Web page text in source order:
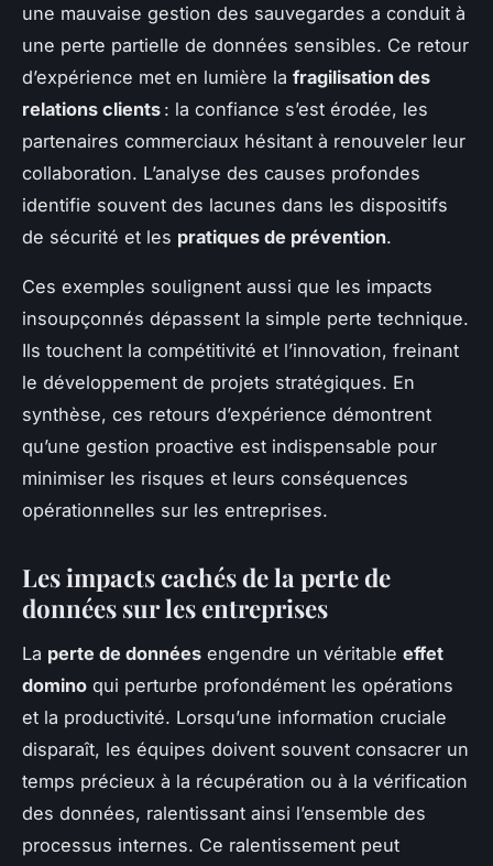
une mauvaise gestion des sauvegardes a conduit à
une perte partielle de données sensibles. Ce retour
d’expérience met en lumière la fragilisation des
relations clients : la confiance s’est érodée, les
partenaires commerciaux hésitant à renouveler leur
collaboration. L’analyse des causes profondes
identifie souvent des lacunes dans les dispositifs
de sécurité et les pratiques de prévention.
Ces exemples soulignent aussi que les impacts
insoupçonnés dépassent la simple perte technique.
Ils touchent la compétitivité et l’innovation, freinant
le développement de projets stratégiques. En
synthèse, ces retours d’expérience démontrent
qu’une gestion proactive est indispensable pour
minimiser les risques et leurs conséquences
opérationnelles sur les entreprises.
Les impacts cachés de la perte de
données sur les entreprises
La perte de données engendre un véritable effet
domino qui perturbe profondément les opérations
et la productivité. Lorsqu’une information cruciale
disparaît, les équipes doivent souvent consacrer un
temps précieux à la récupération ou à la vérification
des données, ralentissant ainsi l’ensemble des
processus internes. Ce ralentissement peut